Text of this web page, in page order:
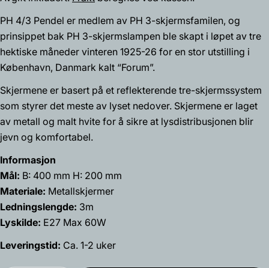
PH 4/3 Pendel er medlem av PH 3-skjermsfamilen, og
prinsippet bak PH 3-skjermslampen ble skapt i løpet av tre
hektiske måneder vinteren 1925-26 for en stor utstilling i
København, Danmark kalt “Forum”.
Skjermene er basert på et reflekterende tre-skjermssystem
som styrer det meste av lyset nedover. Skjermene er laget
av metall og malt hvite for å sikre at lysdistribusjonen blir
jevn og komfortabel.
Informasjon
Mål: B: 400 mm H: 200 mm
Materiale: Metallskjermer
Ledningslengde: 3m
Lyskilde: E27 Max 60W
Leveringstid: Ca. 1-2 uker
Del dette produktet
Dele
Del
på
på
på
Spør et spørsmål
Navnet
epost
telefon
beskjed
Feltene merket med * er obligatoriske.